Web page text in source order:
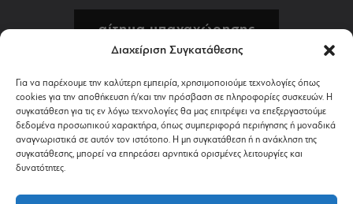
Διαχείριση Συγκατάθεσης
Για να παρέχουμε την καλύτερη εμπειρία, χρησιμοποιούμε τεχνολογίες όπως
cookies για την αποθήκευση ή/και την πρόσβαση σε πληροφορίες συσκευών. Η
συγκατάθεση για τις εν λόγω τεχνολογίες θα μας επιτρέψει να επεξεργαστούμε
δεδομένα προσωπικού χαρακτήρα, όπως συμπεριφορά περιήγησης ή μοναδικά
αναγνωριστικά σε αυτόν τον ιστότοπο. Η μη συγκατάθεση ή η ανάκληση της
συγκατάθεσης, μπορεί να επηρεάσει αρνητικά ορισμένες λειτουργίες και
δυνατότητες.
αίτημα υπαναχώρησης
αποστολή & πληρωμή
όροι χρήσης